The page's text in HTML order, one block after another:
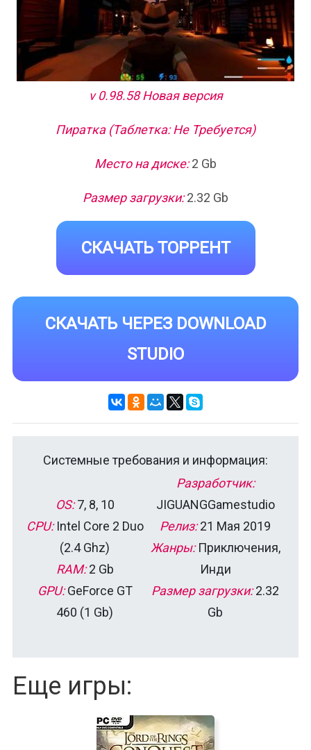
v 0.98.58 Новая версия
Пиратка (Таблетка: Не Требуется)
Место на диске:2 Gb
Размер загрузки:2.32 Gb
СКАЧАТЬ ТОРРЕНТ
СКАЧАТЬ ЧЕРЕЗ DOWNLOAD
STUDIO
Системные требования и информация:
OS:7, 8, 10
CPU:Intel Core 2 Duo
(2.4 Ghz)
RAM:2 Gb
GPU:GeForce GT
460 (1 Gb)
Разработчик:
JIGUANGGamestudio
Релиз:21 Мая 2019
Жанры:Приключения,
Инди
Размер загрузки:2.32
Gb
Еще игры: